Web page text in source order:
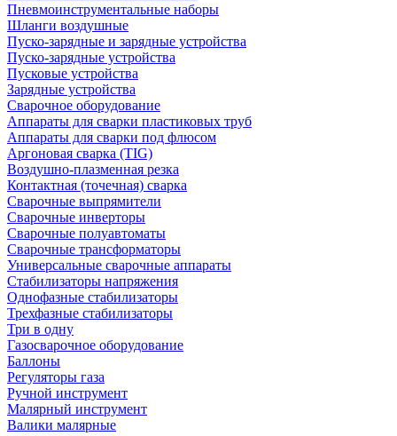
Пневмоинструментальные наборы
Шланги воздушные
Пуско-зарядные и зарядные устройства
Пуско-зарядные устройства
Пусковые устройства
Зарядные устройства
Сварочное оборудование
Аппараты для сварки пластиковых труб
Аппараты для сварки под флюсом
Аргоновая сварка (TIG)
Воздушно-плазменная резка
Контактная (точечная) сварка
Сварочные выпрямители
Сварочные инверторы
Сварочные полуавтоматы
Сварочные трансформаторы
Универсальные сварочные аппараты
Стабилизаторы напряжения
Однофазные стабилизаторы
Трехфазные стабилизаторы
Три в одну
Газосварочное оборудование
Баллоны
Регуляторы газа
Ручной инструмент
Малярный инструмент
Валики малярные